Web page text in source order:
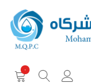
0